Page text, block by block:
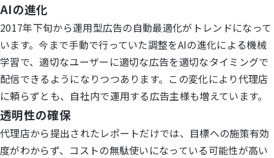
AIの進化
2017年下旬から運用型広告の自動最適化がトレンドになって
います。今まで手動で行っていた調整をAIの進化による機械
学習で、適切なユーザーに適切な広告を適切なタイミングで
配信できるようになりつつあります。この変化により代理店
に頼らずとも、自社内で運用する広告主様も増えています。
透明性の確保
代理店から提出されたレポートだけでは、目標への施策有効
度がわからず、コストの無駄使いになっている可能性が高い